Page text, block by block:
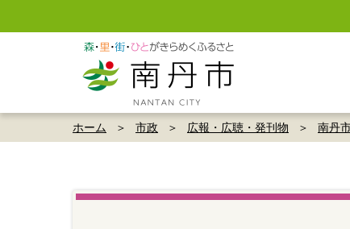
ホーム 市政 広報・広聴・発刊物 南丹